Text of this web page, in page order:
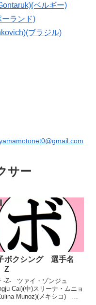
ベルギー)
ーランド)
ブラジル)
サー
ボクシング 選手名
Z
-Z- ツァイ・ゾンジュ
Cai)(中)スリーナ・ムニョ
Munoz)(メキシコ) 索